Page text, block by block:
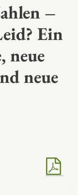
–
Ein
neue
neue